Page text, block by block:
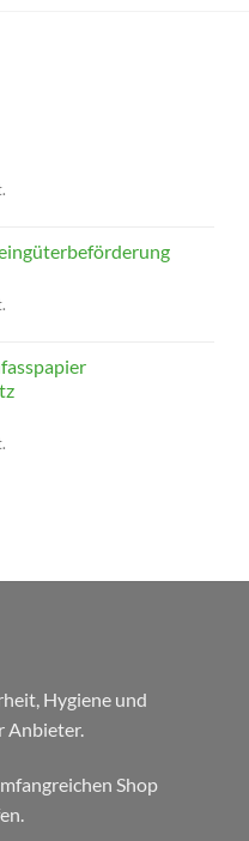
Hygiene und
Anbieter.
Shop